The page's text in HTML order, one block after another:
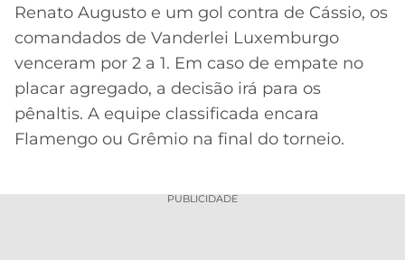
Renato Augusto e um gol contra de Cássio, os
comandados de Vanderlei Luxemburgo
venceram por 2 a 1. Em caso de empate no
placar agregado, a decisão irá para os
pênaltis. A equipe classificada encara
Flamengo ou Grêmio na final do torneio.
PUBLICIDADE